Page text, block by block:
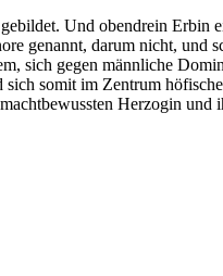
Und obendrein Erbin
genannt, darum nicht,
sich gegen männliche
somit im Zentrum
Herzogin